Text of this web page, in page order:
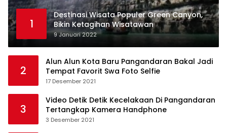
1
Destinasi Wisata Populer Green Canyon,
Bikin Ketagihan Wisatawan
9 Januari 2022
2
Alun Alun Kota Baru Pangandaran Bakal Jadi
Tempat Favorit Swa Foto Selfie
17 Desember 2021
3
Video Detik Detik Kecelakaan Di Pangandaran
Tertangkap Kamera Handphone
3 Desember 2021